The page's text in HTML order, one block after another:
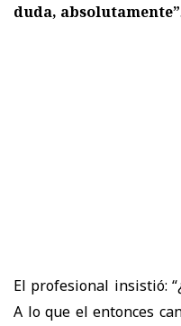
duda, absolutamente”.
El profesional insistió:
A lo que el entonces